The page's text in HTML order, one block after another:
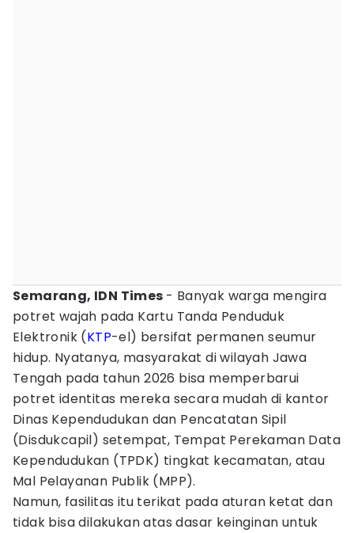
Semarang, IDN Times - Banyak warga mengira
potret wajah pada Kartu Tanda Penduduk
Elektronik (KTP-el) bersifat permanen seumur
hidup. Nyatanya, masyarakat di wilayah Jawa
Tengah pada tahun 2026 bisa memperbarui
potret identitas mereka secara mudah di kantor
Dinas Kependudukan dan Pencatatan Sipil
(Disdukcapil) setempat, Tempat Perekaman Data
Kependudukan (TPDK) tingkat kecamatan, atau
Mal Pelayanan Publik (MPP).
Namun, fasilitas itu terikat pada aturan ketat dan
tidak bisa dilakukan atas dasar keinginan untuk